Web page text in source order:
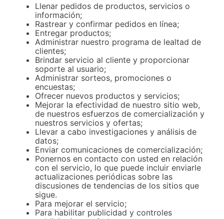
Llenar pedidos de productos, servicios o
información;
Rastrear y confirmar pedidos en línea;
Entregar productos;
Administrar nuestro programa de lealtad de
clientes;
Brindar servicio al cliente y proporcionar
soporte al usuario;
Administrar sorteos, promociones o
encuestas;
Ofrecer nuevos productos y servicios;
Mejorar la efectividad de nuestro sitio web,
de nuestros esfuerzos de comercialización y
nuestros servicios y ofertas;
Llevar a cabo investigaciones y análisis de
datos;
Enviar comunicaciones de comercialización;
Ponernos en contacto con usted en relación
con el servicio, lo que puede incluir enviarle
actualizaciones periódicas sobre las
discusiones de tendencias de los sitios que
sigue.
Para mejorar el servicio;
Para habilitar publicidad y controles